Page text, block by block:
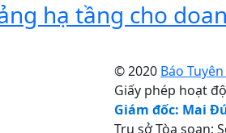
hạ tầng cho
© 2020 Báo
Giấy phép hoạt
Giám đốc: Mai
Trụ sở Tòa soạn: